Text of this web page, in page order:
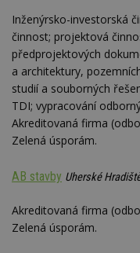
Inženýrsko-investorská
činnost; projektová
předprojektových
a architektury,
studií a souborných
TDI; vypracování
Akreditovaná firma
Zelená úsporám.
AB stavby Uherské
Akreditovaná firma
Zelená úsporám.